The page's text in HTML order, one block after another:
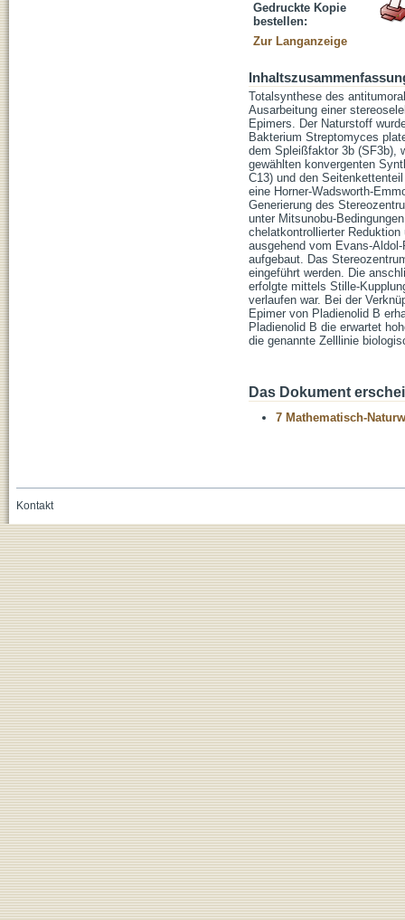
Gedruckte Kopie
bestellen:
Zur Langanzeige
Totalsynthese des
Ausarbeitung einer
Epimers. Der Naturstoff
Bakterium Streptomyces
dem Spleißfaktor 3b (SF3b),
gewählten konvergenten
C13) und den
eine Horner-Wadsworth-
Generierung des
unter Mitsunobu-
chelatkontrollierter
ausgehend vom Evans-
aufgebaut. Das
eingeführt werden. Die
erfolgte mittels Stille-
verlaufen war. Bei der
Epimer von Pladienolid B
Pladienolid B die erwartet
die genannte Zelllinie
Das Dokument
7 Mathematisch-
Kontakt